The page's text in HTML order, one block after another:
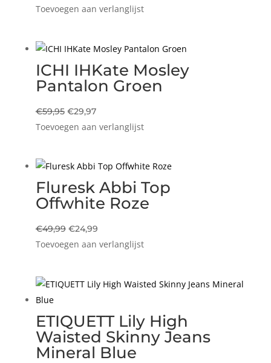
prijs
prijs
Toevoegen aan verlanglijst
ICHI IHKate Mosley
Pantalon Groen
€59,95 Oorspronkelijke
prijs
€29,97Huidige
prijs
Toevoegen aan verlanglijst
Fluresk Abbi Top
Offwhite Roze
€49,99 Oorspronkelijke
prijs
€24,99Huidige
prijs
Toevoegen aan verlanglijst
ETIQUETT Lily High
Waisted Skinny Jeans
Mineral Blue